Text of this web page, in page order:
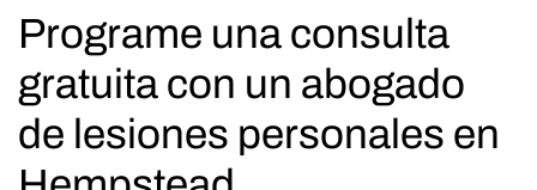
Programe una consulta
gratuita con un abogado
de lesiones personales en